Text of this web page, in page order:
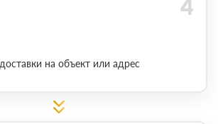
на объект или адрес